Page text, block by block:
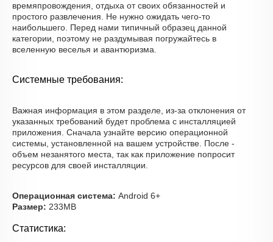
времяпровождения, отдыха от своих обязанностей и
простого развлечения. Не нужно ожидать чего-то
наибольшего. Перед нами типичный образец данной
категории, поэтому не раздумывая погружайтесь в
вселенную веселья и авантюризма.
Системные требования:
Важная информация в этом разделе, из-за отклонения от
указанных требований будет проблема с инсталляцией
приложения. Сначала узнайте версию операционной
системы, установленной на вашем устройстве. После -
объем незанятого места, так как приложение попросит
ресурсов для своей инсталляции.
Операционная система: Android 6+
Размер: 233MB
Статистика: